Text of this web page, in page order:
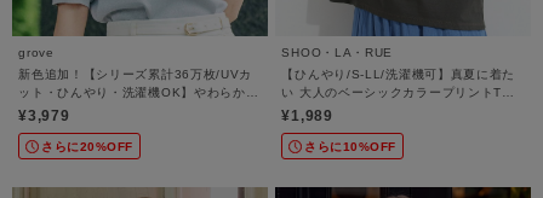
grove
新色追加！【シリーズ累計36万枚/UVカ
ット・ひんやり・洗濯機OK】やわらかド
ライタッチ 五分袖ニット
¥3,979
さらに20%OFF
SHOO・LA・RUE
【ひんやり/S-LL/洗濯機可】真夏に着た
い 大人のベーシックカラープリントTシ
ャツ
¥1,989
さらに10%OFF